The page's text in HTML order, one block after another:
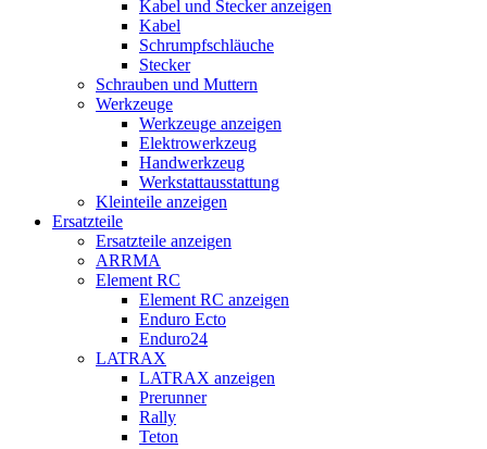
Kabel und Stecker anzeigen
Kabel
Schrumpfschläuche
Stecker
Schrauben und Muttern
Werkzeuge
Werkzeuge anzeigen
Elektrowerkzeug
Handwerkzeug
Werkstattausstattung
Kleinteile anzeigen
Ersatzteile
Ersatzteile anzeigen
ARRMA
Element RC
Element RC anzeigen
Enduro Ecto
Enduro24
LATRAX
LATRAX anzeigen
Prerunner
Rally
Teton